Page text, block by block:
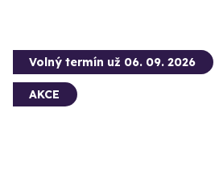
Volný termín už 06. 09. 2026
AKCE